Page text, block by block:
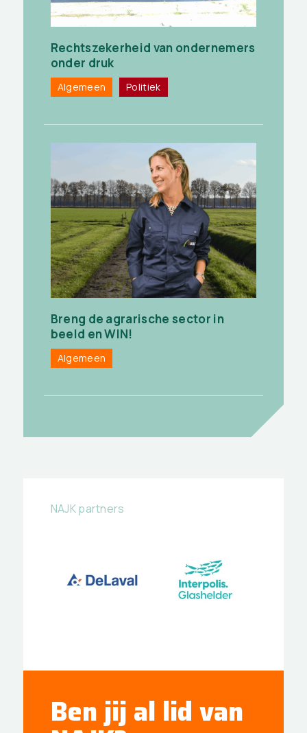
Rechtszekerheid van ondernemers
onder druk
Algemeen Politiek
Breng de agrarische sector in
beeld en WIN!
Algemeen
NAJK partners
Ben jij al lid van